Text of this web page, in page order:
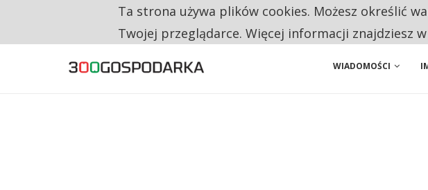
RESTRYKCJE CHIN UDERZAJĄ W EUROPEJSKI PRZEMYSŁ. NA LIŚCIE SĄ
WIADOMOŚCI
Ta strona używa plików cookies. Możesz określić
Twojej przeglądarce. Więcej informacji znajdziesz w